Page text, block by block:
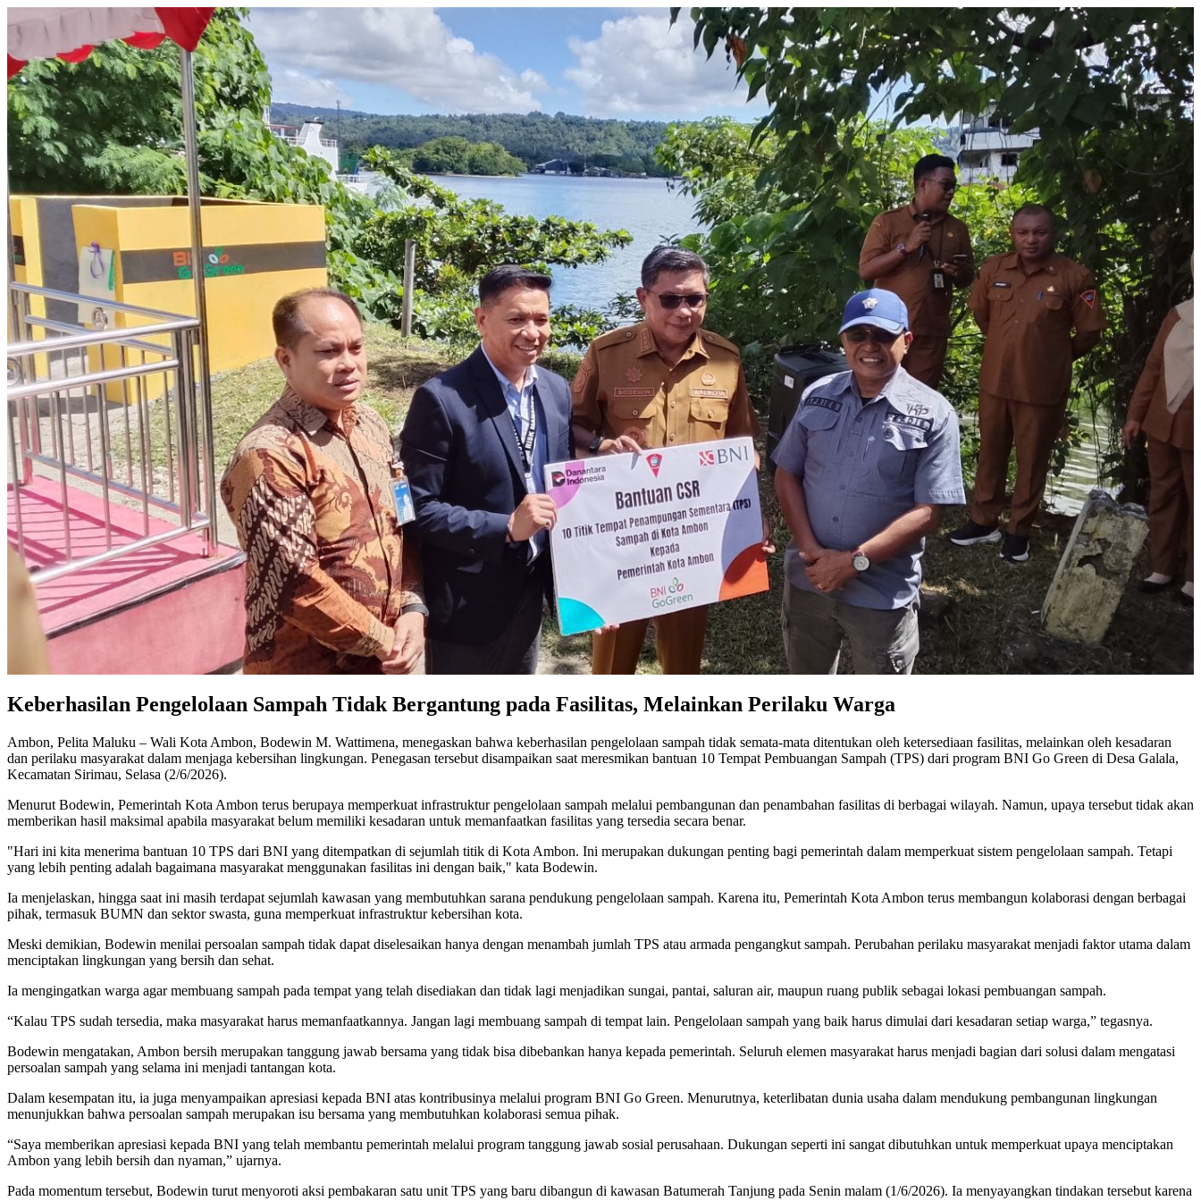
Keberhasilan Pengelolaan Sampah Tidak Bergantung pada Fasilitas, Melainkan Perilaku Warga
Ambon, Pelita Maluku – Wali Kota Ambon, Bodewin M. Wattimena, menegaskan bahwa keberhasilan pengelolaan sampah tidak semata-mata ditentukan oleh ketersediaan fasilitas, melainkan oleh kesadaran
dan perilaku masyarakat dalam menjaga kebersihan lingkungan. Penegasan tersebut disampaikan saat meresmikan bantuan 10 Tempat Pembuangan Sampah (TPS) dari program BNI Go Green di Desa Galala,
Kecamatan Sirimau, Selasa (2/6/2026).
Menurut Bodewin, Pemerintah Kota Ambon terus berupaya memperkuat infrastruktur pengelolaan sampah melalui pembangunan dan penambahan fasilitas di berbagai wilayah. Namun, upaya tersebut tidak akan
memberikan hasil maksimal apabila masyarakat belum memiliki kesadaran untuk memanfaatkan fasilitas yang tersedia secara benar.
"Hari ini kita menerima bantuan 10 TPS dari BNI yang ditempatkan di sejumlah titik di Kota Ambon. Ini merupakan dukungan penting bagi pemerintah dalam memperkuat sistem pengelolaan sampah. Tetapi
yang lebih penting adalah bagaimana masyarakat menggunakan fasilitas ini dengan baik," kata Bodewin.
Ia menjelaskan, hingga saat ini masih terdapat sejumlah kawasan yang membutuhkan sarana pendukung pengelolaan sampah. Karena itu, Pemerintah Kota Ambon terus membangun kolaborasi dengan berbagai
pihak, termasuk BUMN dan sektor swasta, guna memperkuat infrastruktur kebersihan kota.
Meski demikian, Bodewin menilai persoalan sampah tidak dapat diselesaikan hanya dengan menambah jumlah TPS atau armada pengangkut sampah. Perubahan perilaku masyarakat menjadi faktor utama dalam
menciptakan lingkungan yang bersih dan sehat.
Ia mengingatkan warga agar membuang sampah pada tempat yang telah disediakan dan tidak lagi menjadikan sungai, pantai, saluran air, maupun ruang publik sebagai lokasi pembuangan sampah.
“Kalau TPS sudah tersedia, maka masyarakat harus memanfaatkannya. Jangan lagi membuang sampah di tempat lain. Pengelolaan sampah yang baik harus dimulai dari kesadaran setiap warga,” tegasnya.
Bodewin mengatakan, Ambon bersih merupakan tanggung jawab bersama yang tidak bisa dibebankan hanya kepada pemerintah. Seluruh elemen masyarakat harus menjadi bagian dari solusi dalam mengatasi
persoalan sampah yang selama ini menjadi tantangan kota.
Dalam kesempatan itu, ia juga menyampaikan apresiasi kepada BNI atas kontribusinya melalui program BNI Go Green. Menurutnya, keterlibatan dunia usaha dalam mendukung pembangunan lingkungan
menunjukkan bahwa persoalan sampah merupakan isu bersama yang membutuhkan kolaborasi semua pihak.
“Saya memberikan apresiasi kepada BNI yang telah membantu pemerintah melalui program tanggung jawab sosial perusahaan. Dukungan seperti ini sangat dibutuhkan untuk memperkuat upaya menciptakan
Ambon yang lebih bersih dan nyaman,” ujarnya.
Pada momentum tersebut, Bodewin turut menyoroti aksi pembakaran satu unit TPS yang baru dibangun di kawasan Batumerah Tanjung pada Senin malam (1/6/2026). Ia menyayangkan tindakan tersebut karena